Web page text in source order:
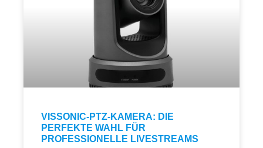
VISSONIC-PTZ-KAMERA: DIE
PERFEKTE WAHL FÜR
PROFESSIONELLE LIVESTREAMS